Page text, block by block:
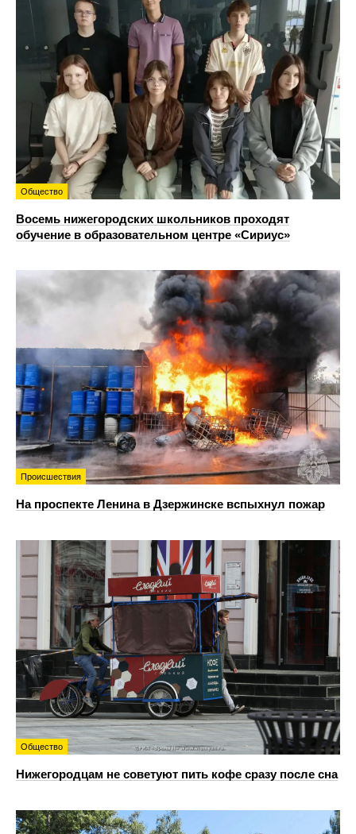
Общество
Восемь нижегородских школьников проходят
обучение в образовательном центре «Сириус»
Происшествия
На проспекте Ленина в Дзержинске вспыхнул пожар
Общество
Нижегородцам не советуют пить кофе сразу после сна